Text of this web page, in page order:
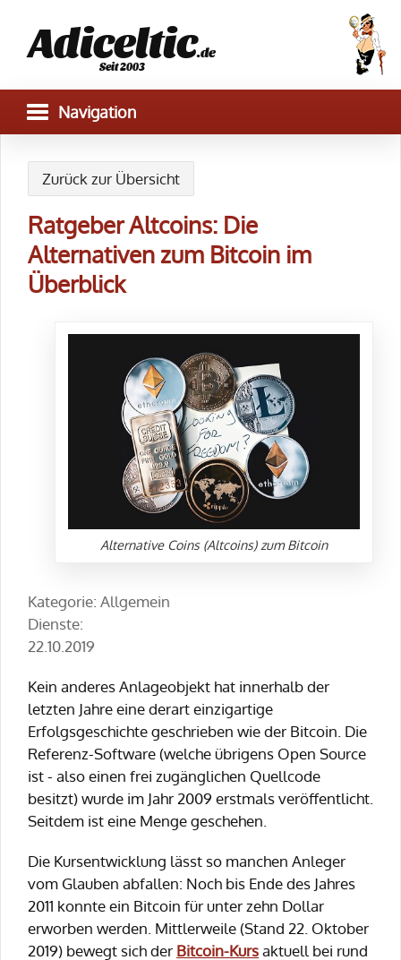
Adiceltic.de
Seit 2003
Zurück zur Übersicht
Ratgeber Altcoins: Die
Alternativen zum Bitcoin im
Überblick
Alternative Coins (Altcoins) zum Bitcoin
Kategorie: Allgemein
Dienste:
22.10.2019
Kein anderes Anlageobjekt hat innerhalb der
letzten Jahre eine derart einzigartige
Erfolgsgeschichte geschrieben wie der Bitcoin. Die
Referenz-Software (welche übrigens Open Source
ist - also einen frei zugänglichen Quellcode
besitzt) wurde im Jahr 2009 erstmals veröffentlicht.
Seitdem ist eine Menge geschehen.
Die Kursentwicklung lässt so manchen Anleger
vom Glauben abfallen: Noch bis Ende des Jahres
2011 konnte ein Bitcoin für unter zehn Dollar
erworben werden. Mittlerweile (Stand 22. Oktober
2019) bewegt sich der Bitcoin-Kursaktuell bei rund